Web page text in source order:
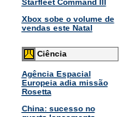
Xbox sobe o volume de
vendas este Natal
Ciência
Agência Espacial
Europeia adia missão
Rosetta
China: sucesso no